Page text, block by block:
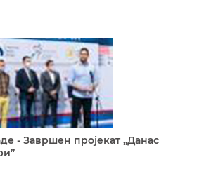
- Завршен пројекат „Данас